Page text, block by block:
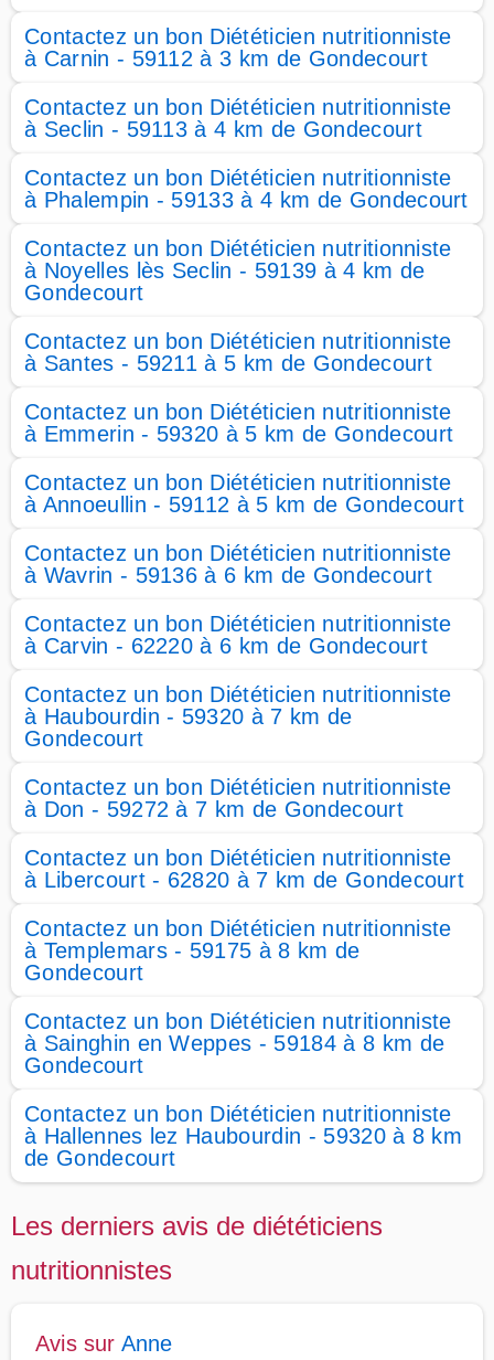
Contactez un bon Diététicien nutritionniste
à Carnin - 59112 à 3 km de Gondecourt
Contactez un bon Diététicien nutritionniste
à Seclin - 59113 à 4 km de Gondecourt
Contactez un bon Diététicien nutritionniste
à Phalempin - 59133 à 4 km de Gondecourt
Contactez un bon Diététicien nutritionniste
à Noyelles lès Seclin - 59139 à 4 km de
Gondecourt
Contactez un bon Diététicien nutritionniste
à Santes - 59211 à 5 km de Gondecourt
Contactez un bon Diététicien nutritionniste
à Emmerin - 59320 à 5 km de Gondecourt
Contactez un bon Diététicien nutritionniste
à Annoeullin - 59112 à 5 km de Gondecourt
Contactez un bon Diététicien nutritionniste
à Wavrin - 59136 à 6 km de Gondecourt
Contactez un bon Diététicien nutritionniste
à Carvin - 62220 à 6 km de Gondecourt
Contactez un bon Diététicien nutritionniste
à Haubourdin - 59320 à 7 km de
Gondecourt
Contactez un bon Diététicien nutritionniste
à Don - 59272 à 7 km de Gondecourt
Contactez un bon Diététicien nutritionniste
à Libercourt - 62820 à 7 km de Gondecourt
Contactez un bon Diététicien nutritionniste
à Templemars - 59175 à 8 km de
Gondecourt
Contactez un bon Diététicien nutritionniste
à Sainghin en Weppes - 59184 à 8 km de
Gondecourt
Contactez un bon Diététicien nutritionniste
à Hallennes lez Haubourdin - 59320 à 8 km
de Gondecourt
Les derniers avis de diététiciens
nutritionnistes
Avis sur Anne